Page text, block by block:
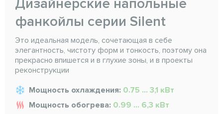
Дизайнерские напольные
фанкойлы серии Silent
Это идеальная модель, сочетающая в себе
элегантность, чистоту форм и тонкость, поэтому она
прекрасно впишется и в глухие зоны, и в проекты
реконструкции
Мощность охлаждения: 0.75 ... 3,1 кВт
Мощность обогрева: 0.99 ... 6,3 кВт